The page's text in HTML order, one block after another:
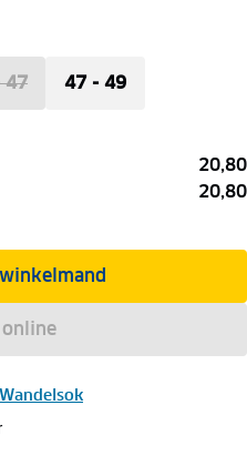
47 47 - 49
20,80
20,80